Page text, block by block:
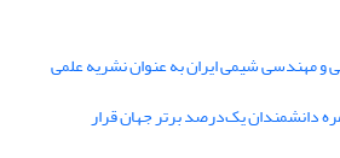
مهندسی شیمی ایران به عنوان نشریه علمی
زمره دانشمندان یک‌درصد برتر جهان قرار